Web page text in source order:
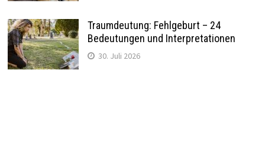
Traumdeutung: Fehlgeburt – 24
Bedeutungen und Interpretationen
30. Juli 2026